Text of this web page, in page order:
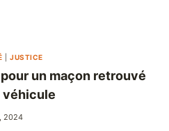
JUSTICE
un maçon retrouvé
véhicule
2024